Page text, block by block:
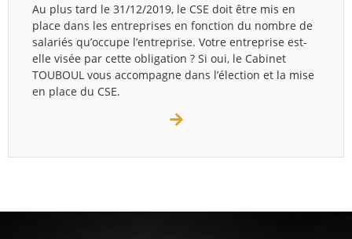
Au plus tard le 31/12/2019, le CSE doit être mis en
place dans les entreprises en fonction du nombre de
salariés qu’occupe l’entreprise. Votre entreprise est-
elle visée par cette obligation ? Si oui, le Cabinet
TOUBOUL vous accompagne dans l’élection et la mise
en place du CSE.